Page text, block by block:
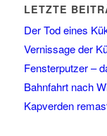
LETZTE
Der Tod eines
Vernissage der
Fensterputzer –
Bahnfahrt nach
Kapverden